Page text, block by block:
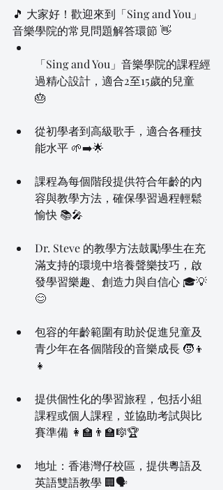
🎵 大家好！歡迎來到「Sing and You」
音樂學院的常見問題解答環節 👋
「Sing and You」音樂學院的課程經
過精心設計，適合2至15歲的兒童
🎂
從初學者到高級歌手，適合各種技
能水平 🌱➡️🌟
課程為每個階段提供符合年齡的內
容與教學方法，確保學習過程輕鬆
愉快 📚🎤
Dr. Steve 的教學方法鼓勵學生在充
滿支持的環境中培養聲樂技巧，啟
發學習樂趣、創造力與自信心 🎓💡
😊
包容的年齡範圍有助於促進兒童及
青少年在各個階段的音樂成長 🧒👦
👧
提供個性化的學習旅程，包括小組
課程或個人課程，並協助考試與比
賽準備 👩‍🏫👨‍🏫🎼🏆
地址：香港灣仔校區，提供粵語及
英語雙語教學 🏢🗣️